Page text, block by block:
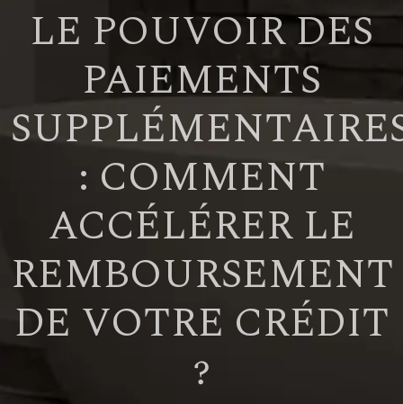
LE POUVOIR DES
PAIEMENTS
: COMMENT
ACCÉLÉRER LE
REMBOURSEMENT
DE VOTRE CRÉDIT
?